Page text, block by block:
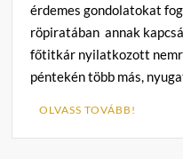
érdemes gondolatokat
röpiratában annak
főtitkár nyilatkozott
péntekén több más,
OLVASS TOVÁBB!